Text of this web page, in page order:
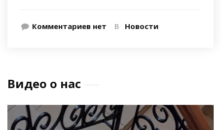
Комментариев нет В Новости
Видео о нас
Видеоплеер